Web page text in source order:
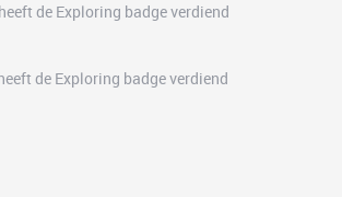
heeft de Exploring badge verdiend
de Exploring badge verdiend